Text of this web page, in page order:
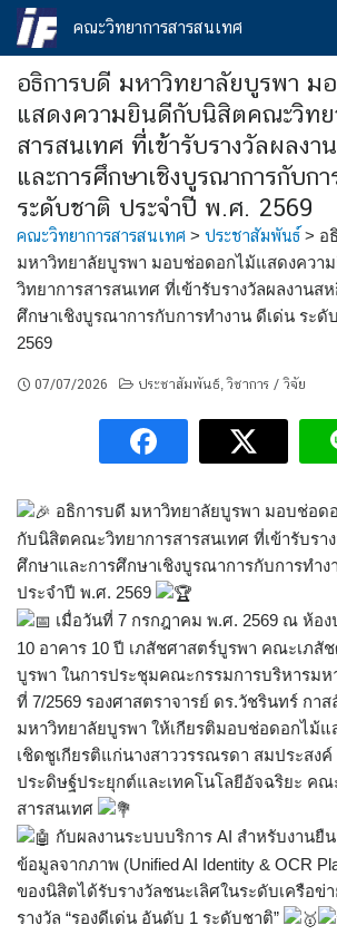
Skip
คณะวิทยาการสารสนเทศ
อธิการบดี มหาวิทยาลัยบูรพา ม
แสดงความยินดีกับนิสิตคณะวิทย
สารสนเทศ ที่เข้ารับรางวัลผลงา
และการศึกษาเชิงบูรณาการกับก
ระดับชาติ ประจําปี พ.ศ. 2569
คณะวิทยาการสารสนเทศ > ประชาสัมพันธ์ > อ
มหาวิทยาลัยบูรพา มอบช่อดอกไม้แสดงคว
วิทยาการสารสนเทศ ที่เข้ารับรางวัลผลงานส
ศึกษาเชิงบูรณาการกับการทํางาน ดีเด่น ระดั
2569
07/07/2026 ประชาสัมพันธ์,วิชาการ / วิจัย
อธิการบดี มหาวิทยาลัยบูรพา มอบช่อด
กับนิสิตคณะวิทยาการสารสนเทศ ที่เข้ารับรา
ศึกษาและการศึกษาเชิงบูรณาการกับการทําง
ประจําปี พ.ศ. 2569
เมื่อวันที่ 7 กรกฎาคม พ.ศ. 2569 ณ ห้อง
10 อาคาร 10 ปี เภสัชศาสตร์บูรพา คณะเภสั
บูรพา ในการประชุมคณะกรรมการบริหารมห
ที่ 7/2569 รองศาสตราจารย์ ดร.วัชรินทร์ กา
มหาวิทยาลัยบูรพา ให้เกียรติมอบช่อดอกไม้แ
เชิดชูเกียรติแก่นางสาววรรณรดา สมประส
ประดิษฐ์ประยุกต์และเทคโนโลยีอัจฉริยะ คณ
สารสนเทศ
กับผลงานระบบบริการ AI สําหรับงานยื
ข้อมูลจากภาพ (Unified AI Identity & OCR
ของนิสิตได้รับรางวัลชนะเลิศในระดับเครือข่
รางวัล “รองดีเด่น อันดับ 1 ระดับชาติ”